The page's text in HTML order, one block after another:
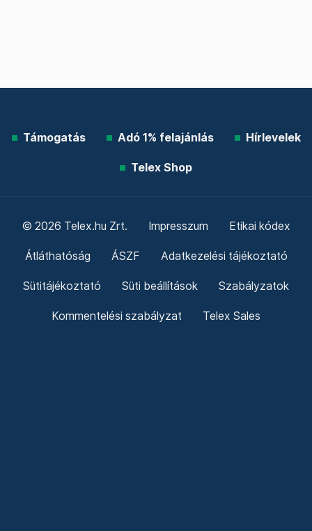
Támogatás Adó 1% felajánlás Hírlevelek
Telex Shop
© 2026 Telex.hu Zrt. Impresszum Etikai kódex
Átláthatóság ÁSZF Adatkezelési tájékoztató
Sütitájékoztató Süti beállítások Szabályzatok
Kommentelési szabályzat Telex Sales